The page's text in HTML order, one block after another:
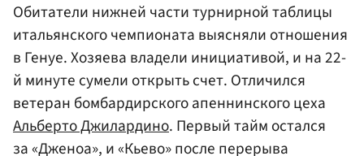
Обитатели нижней части турнирной таблицы
итальянского чемпионата выясняли отношения
в Генуе. Хозяева владели инициативой, и на 22-
й минуте сумели открыть счет. Отличился
ветеран бомбардирского апеннинского цеха
Альберто Джилардино. Первый тайм остался
за «Дженоа», и «Кьево» после перерыва